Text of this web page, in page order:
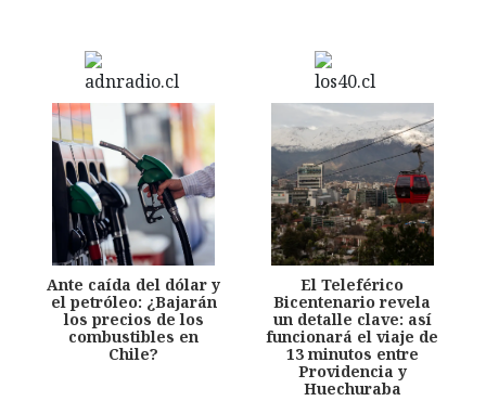
Ante caída del dólar y
el petróleo: ¿Bajarán
los precios de los
combustibles en
Chile?
El Teleférico
Bicentenario revela
un detalle clave: así
funcionará el viaje de
13 minutos entre
Providencia y
Huechuraba